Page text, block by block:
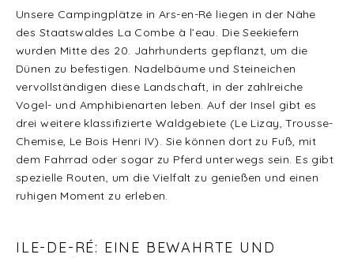
Unsere Campingplätze in Ars-en-Ré liegen in der Nähe
des Staatswaldes La Combe à l’eau. Die Seekiefern
wurden Mitte des 20. Jahrhunderts gepflanzt, um die
Dünen zu befestigen. Nadelbäume und Steineichen
vervollständigen diese Landschaft, in der zahlreiche
Vogel- und Amphibienarten leben. Auf der Insel gibt es
drei weitere klassifizierte Waldgebiete (Le Lizay, Trousse-
Chemise, Le Bois Henri IV). Sie können dort zu Fuß, mit
dem Fahrrad oder sogar zu Pferd unterwegs sein. Es gibt
spezielle Routen, um die Vielfalt zu genießen und einen
ruhigen Moment zu erleben.
ILE-DE-RÉ: EINE BEWAHRTE UND